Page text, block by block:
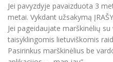
Jei pavyzdyje pavaizduota 3
metai. Vykdant užsakymą
Jei pageidaujate marškinėlių
taisyklingomis lietuviškomis
Pasirinkus marškinėlius be